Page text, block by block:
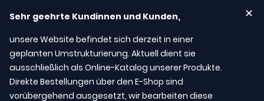
✕
Sehr geehrte Kundinnen und Kunden,
unsere Website befindet sich derzeit in einer
geplanten Umstrukturierung. Aktuell dient sie
ausschließlich als Online-Katalog unserer Produkte.
Direkte Bestellungen über den E-Shop sind
vorübergehend ausgesetzt, wir bearbeiten diese